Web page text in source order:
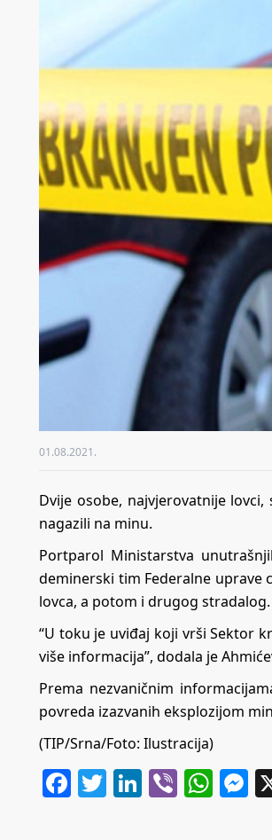
01.08.2021.
Dvije osobe, najvjerovatnije
nagazili na minu.
Portparol Ministarstva
deminerski tim Federalne uprave
lovca, a potom i drugog stradalog.
“U toku je uviđaj koji vrši Sektor
više informacija”, dodala je
Prema nezvaničnim
povreda izazvanih eksplozijom
(TIP/Srna/Foto: Ilustracija)
Facebook
Twitter
LinkedIn
Viber